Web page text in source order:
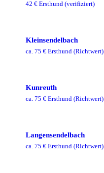
42 € Ersthund (verifiziert)
Kleinsendelbach
ca. 75 € Ersthund (Richtwert)
Kunreuth
ca. 75 € Ersthund (Richtwert)
Langensendelbach
ca. 75 € Ersthund (Richtwert)